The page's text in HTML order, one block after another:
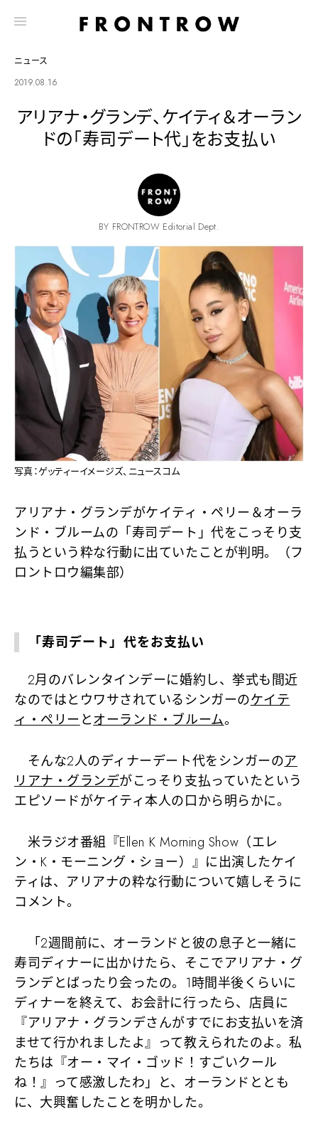
ニュース
2019.08.16
アリアナ・グランデ、ケイティ＆オーラン
ドの「寿司デート代」をお支払い
BY FRONTROW Editorial Dept.
写真：ゲッティーイメージズ、ニュースコム
アリアナ・グランデがケイティ・ペリー＆オーラ
ンド・ブルームの「寿司デート」代をこっそり支
払うという粋な行動に出ていたことが判明。（フ
ロントロウ編集部）
「寿司デート」代をお支払い
2月のバレンタインデーに婚約し、挙式も間近
なのではとウワサされているシンガーのケイテ
ィ・ペリーとオーランド・ブルーム。
そんな2人のディナーデート代をシンガーのア
リアナ・グランデがこっそり支払っていたという
エピソードがケイティ本人の口から明らかに。
米ラジオ番組『Ellen K Morning Show（エレ
ン・K・モーニング・ショー）』に出演したケイ
ティは、アリアナの粋な行動について嬉しそうに
コメント。
「2週間前に、オーランドと彼の息子と一緒に
寿司ディナーに出かけたら、そこでアリアナ・グ
ランデとばったり会ったの。1時間半後くらいに
ディナーを終えて、お会計に行ったら、店員に
『アリアナ・グランデさんがすでにお支払いを済
ませて行かれましたよ』って教えられたのよ。私
たちは『オー・マイ・ゴッド！すごいクール
ね！』って感激したわ」と、オーランドととも
に、大興奮したことを明かした。